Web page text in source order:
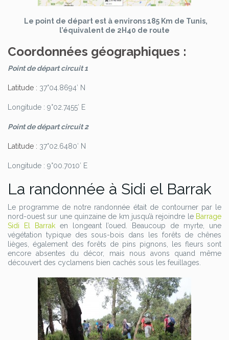
Le point de départ est à environs 185 Km de Tunis,
l’équivalent de 2H40 de route
Coordonnées géographiques :
Point de départ circuit 1
Latitude : 37°04.8694′ N
Longitude : 9°02.7455′ E
Point de départ circuit 2
Latitude : 37°02.6480′ N
Longitude : 9°00.7010′ E
La randonnée à Sidi el Barrak
Le programme de notre randonnée était de contourner par le
nord-ouest sur une quinzaine de km jusqu’à rejoindre le Barrage
Sidi El Barraken longeant l’oued. Beaucoup de myrte, une
végétation typique des sous-bois dans les forêts de chênes
lièges, également des forêts de pins pignons, les fleurs sont
encore absentes du décor, mais nous avons quand même
découvert des cyclamens bien cachés sous les feuillages.